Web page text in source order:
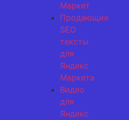
Маркет
Продающие
SEO
тексты
для
Яндекс
Маркета
Видео
для
Яндекс